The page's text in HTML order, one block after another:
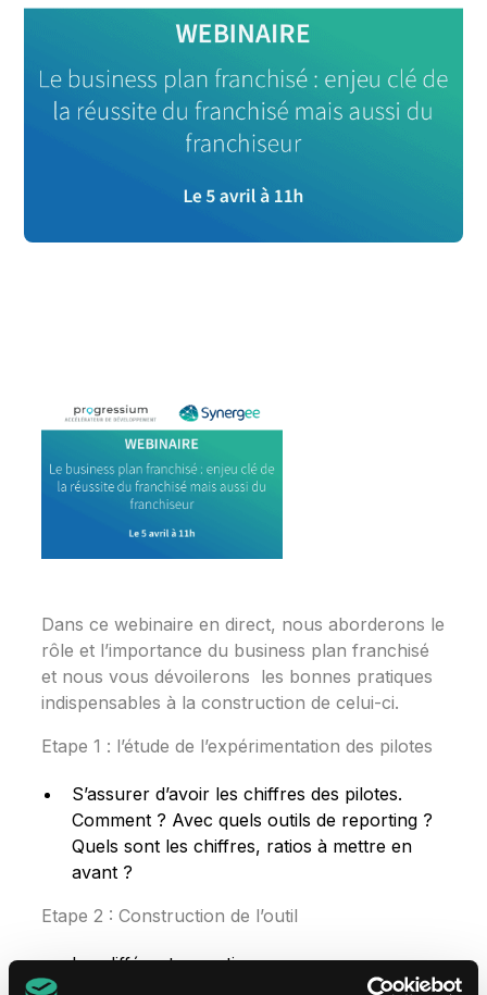
Dans ce webinaire en direct, nous aborderons le
rôle et l’importance du business plan franchisé
et nous vous dévoilerons les bonnes pratiques
indispensables à la construction de celui-ci.
Etape 1 : l’étude de l’expérimentation des pilotes
S’assurer d’avoir les chiffres des pilotes.
Comment ? Avec quels outils de reporting ?
Quels sont les chiffres, ratios à mettre en
avant ?
Etape 2 : Construction de l’outil
Les différentes parties.